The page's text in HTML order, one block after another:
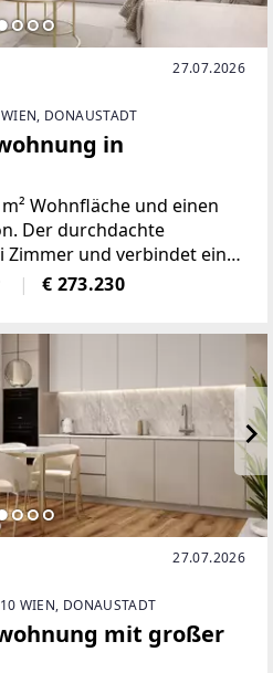
27.07.2026
DONAUSTADT
in
Wohnfläche und einen
Der durchdachte
Zimmer und verbindet eine
nutzbaren Privat- und
entsteht im
€ 273.230
27.07.2026
WIEN, DONAUSTADT
mit großer